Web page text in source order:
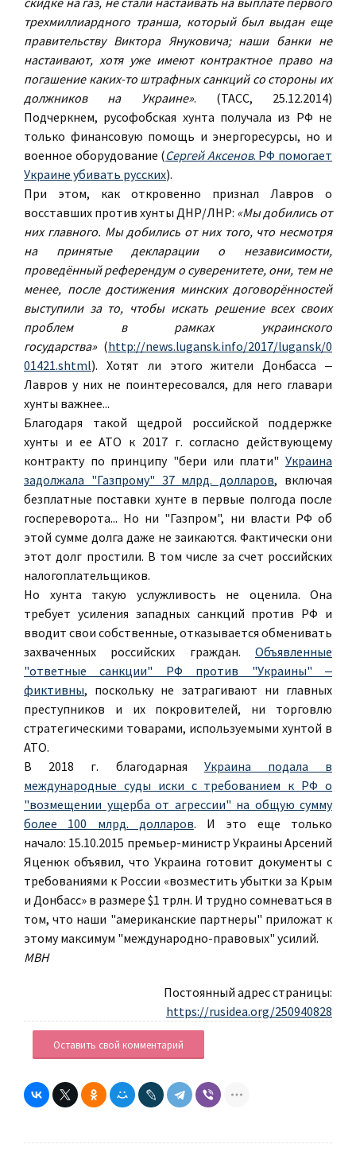
трехмиллиардного транша, который был выдан еще
правительству Виктора Януковича; наши банки не
настаивают, хотя уже имеют контрактное право на
погашение каких-то штрафных санкций со стороны их
должников на Украине». (ТАСС, 25.12.2014)
Подчеркнем, русофобская хунта получала из РФ не
только финансовую помощь и энергоресурсы, но и
военное оборудование (Сергей Аксенов. РФ помогает
Украине убивать русских).
При этом, как откровенно признал Лавров о
восставших против хунты ДНР/ЛНР: «Мы добились от
них главного. Мы добились от них того, что несмотря
на принятые декларации о независимости,
проведённый референдум о суверенитете, они, тем не
менее, после достижения минских договорённостей
выступили за то, чтобы искать решение всех своих
проблем в рамках украинского
государства» (http://news.lugansk.info/2017/lugansk/0
01421.shtml). Хотят ли этого жители Донбасса ‒
Лавров у них не поинтересовался, для него главари
хунты важнее...
Благодаря такой щедрой российской поддержке
хунты и ее АТО к 2017 г. согласно действующему
контракту по принципу "бери или плати" Украина
задолжала "Газпрому" 37 млрд. долларов, включая
безплатные поставки хунте в первые полгода после
госпереворота... Но ни "Газпром", ни власти РФ об
этой сумме долга даже не заикаются. Фактически они
этот долг простили. В том числе за счет российских
налогоплательщиков.
Но хунта такую услужливость не оценила. Она
требует усиления западных санкций против РФ и
вводит свои собственные, отказывается обменивать
захваченных российских граждан. Объявленные
"ответные санкции" РФ против "Украины" ‒
фиктивны, поскольку не затрагивают ни главных
преступников и их покровителей, ни торговлю
стратегическими товарами, используемыми хунтой в
АТО.
В 2018 г. благодарная Украина подала в
международные суды иски с требованием к РФ о
"возмещении ущерба от агрессии" на общую сумму
более 100 млрд. долларов. И это еще только
начало: 15.10.2015 премьер-министр Украины Арсений
Яценюк объявил, что Украина готовит документы с
требованиями к России «возместить убытки за Крым
и Донбасс» в размере $1 трлн. И трудно сомневаться в
том, что наши "американские партнеры" приложат к
этому максимум "международно-правовых" усилий.
МВН
Постоянный адрес страницы:
https://rusidea.org/250940828
Оставить свой комментарий